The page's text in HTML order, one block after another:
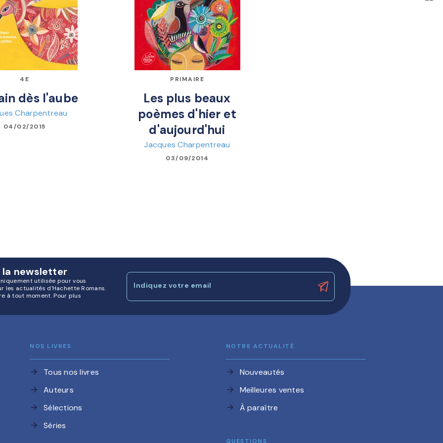
4E
dès l'aube
Charpentreau
04/02/2015
PRIMAIRE
Les plus beaux
poèmes d'hier et
d'aujourd'hui
Jacques Charpentreau
03/09/2014
newsletter
utilisée pour vous
les actualités d'Hachette Romans.
à tout moment. Pour plus
Indiquez votre email
NOS LIVRES
arrow_forward Tous nos livres
arrow_forward Auteurs
arrow_forward Sélections
arrow_forward Séries
NOTRE ACTUALITÉ
arrow_forward Nouveautés
arrow_forward Meilleures ventes
arrow_forward À paraître
QUESTIONS